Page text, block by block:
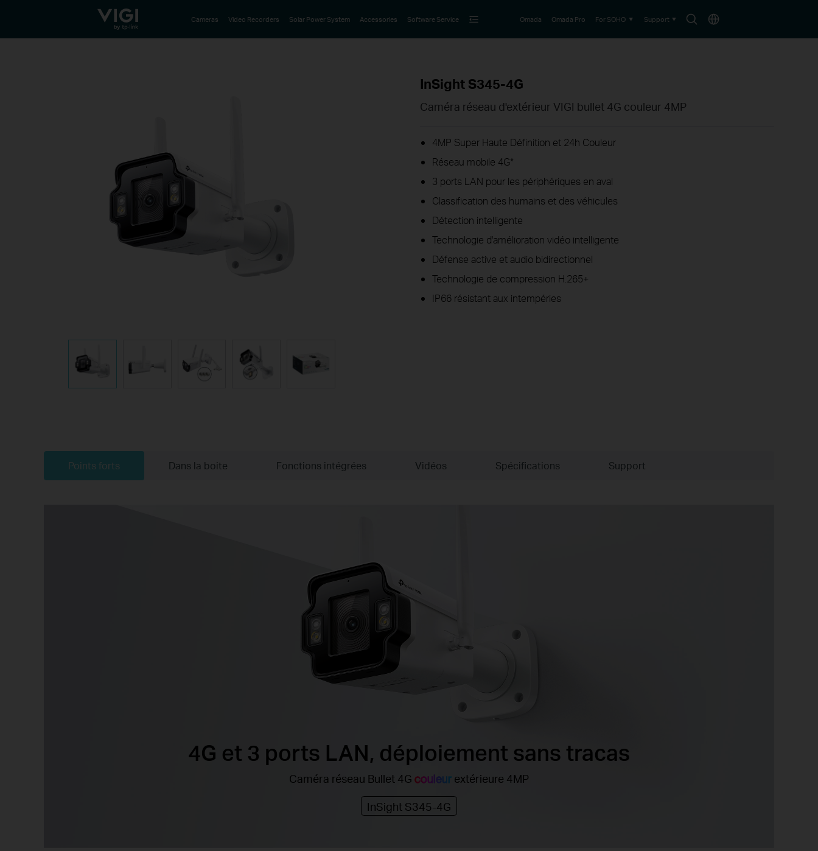
TP-Link, Reliably Smart
SearchChoose
Cameras Video Recorders Solar Power System Accessories Software Service Omada Omada Pro For SOHO Support
InSight S345-4G
Caméra réseau d'extérieur VIGI bullet 4G couleur 4MP
4MP Super Haute Définition et 24h Couleur
Réseau mobile 4G*
3 ports LAN pour les périphériques en aval
Classification des humains et des véhicules
Détection intelligente
Technologie d'amélioration vidéo intelligente
Défense active et audio bidirectionnel
Technologie de compression H.265+
IP66 résistant aux intempéries
Points forts Dans la boite Fonctions intégrées Vidéos Spécifications Support
4G et 3 ports LAN, déploiement sans tracas
Caméra réseau Bullet 4G couleur extérieure 4MP
InSight S345-4G